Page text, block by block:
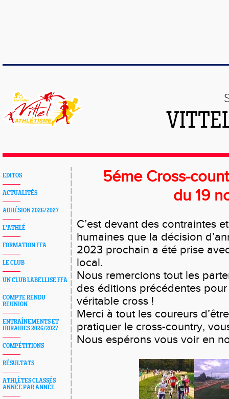
EDITOS
ACTUALITÉS
ADHÉSION 2026/2027
L'ATHLÉ
FORMATION FFA
LE CLUB
UN CLUB LABELLISE FFA
COMPTE RENDU
REUNION
ENTRAÎNEMENTS ET
HORAIRES 2026/2027
COMPÉTITIONS
RÉSULTATS
ATHLÈTES CLASSÉS
ANNÉE PAR ANNÉE
5éme Cross-
du 19
C’est devant des contraintes
humaines que la décision
2023 prochain a été prise
local.
Nous remercions tout les
des éditions précédentes
véritable cross !
Merci à tout les coureurs
pratiquer le cross-country,
Nous espérons vous voir en